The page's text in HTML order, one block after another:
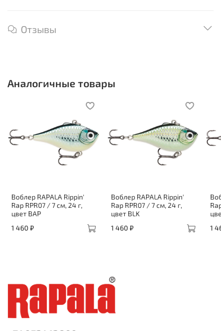
Отзывы
Аналогичные товары
Воблер RAPALA Rippin'
Rap RPR07 / 7 см, 24 г,
цвет BAP
1 460 ₽
Воблер RAPALA Rippin'
Rap RPR07 / 7 см, 24 г,
цвет BLK
1 460 ₽
1